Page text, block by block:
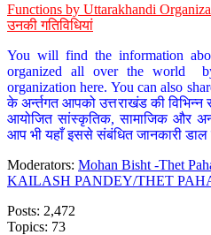
Functions by Uttarakhandi
उनकी गतिविधियां
You will find the information
organized all over the world
organization here. You can also
के अर्न्तगत आपको उत्तराखंड की विभिन्न
आयोजित सांस्कृतिक, सामाजिक और
आप भी यहाँ इससे संबंधित जानकारी
Moderators: Mohan Bisht -Thet
KAILASH PANDEY/THET
Posts: 2,472
Topics: 73